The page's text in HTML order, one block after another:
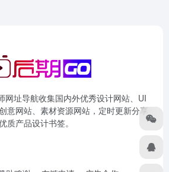
网址导航收集国内外优秀设计网站、UI
意网站、素材资源网站，定时更新分享
质产品设计书签。